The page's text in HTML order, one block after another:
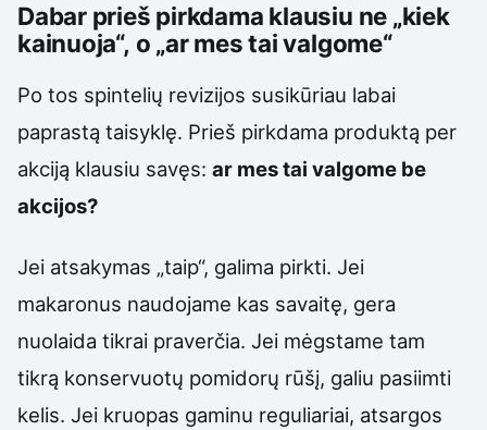
Dabar prieš pirkdama klausiu ne „kiek
kainuoja“, o „ar mes tai valgome“
Po tos spintelių revizijos susikūriau labai
paprastą taisyklę. Prieš pirkdama produktą per
akciją klausiu savęs: ar mes tai valgome be
akcijos?
Jei atsakymas „taip“, galima pirkti. Jei
makaronus naudojame kas savaitę, gera
nuolaida tikrai praverčia. Jei mėgstame tam
tikrą konservuotų pomidorų rūšį, galiu pasiimti
kelis. Jei kruopas gaminu reguliariai, atsargos